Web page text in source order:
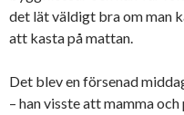
det lät väldigt bra om man
att kasta på mattan.
Det blev en försenad
– han visste att mamma